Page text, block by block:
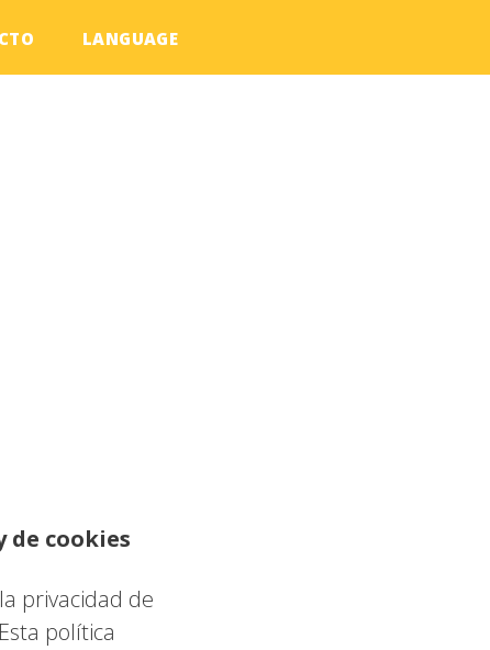
LANGUAGE
de cookies
privacidad de
política